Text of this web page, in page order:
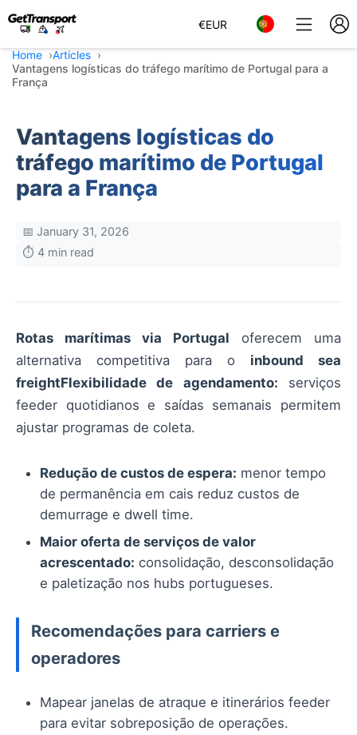
€EUR
Home
Articles
Vantagens logísticas do tráfego marítimo de Portugal para a
França
Vantagens logísticas do
tráfego marítimo de Portugal
para a França
📅 January 31, 2026
⏱️ 4 min read
Rotas marítimas via Portugal oferecem uma
alternativa competitiva para o inbound sea
freightFlexibilidade de agendamento: serviços
feeder quotidianos e saídas semanais permitem
ajustar programas de coleta.
Redução de custos de espera: menor tempo
de permanência em cais reduz custos de
demurrage e dwell time.
Maior oferta de serviços de valor
acrescentado: consolidação, desconsolidação
e paletização nos hubs portugueses.
Recomendações para carriers e
operadores
Mapear janelas de atraque e itinerários feeder
para evitar sobreposição de operações.